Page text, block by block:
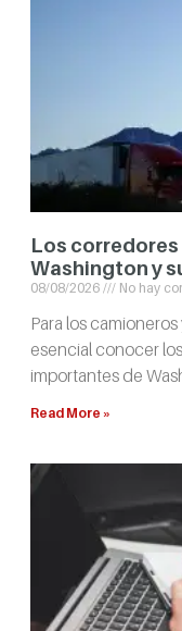
Los corredores
Washington y
08/08/2026 No hay
Para los
esencial conocer
importantes de
Read More »